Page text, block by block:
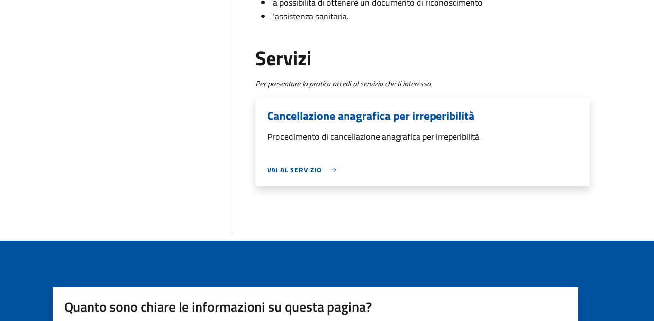
la possibilità di ottenere un documento di riconoscimento
l’assistenza sanitaria.
Servizi
Per presentare la pratica accedi al servizio che ti interessa
Cancellazione anagrafica per irreperibilità
Procedimento di cancellazione anagrafica per irreperibilità
VAI AL SERVIZIO
Quanto sono chiare le informazioni su questa pagina?